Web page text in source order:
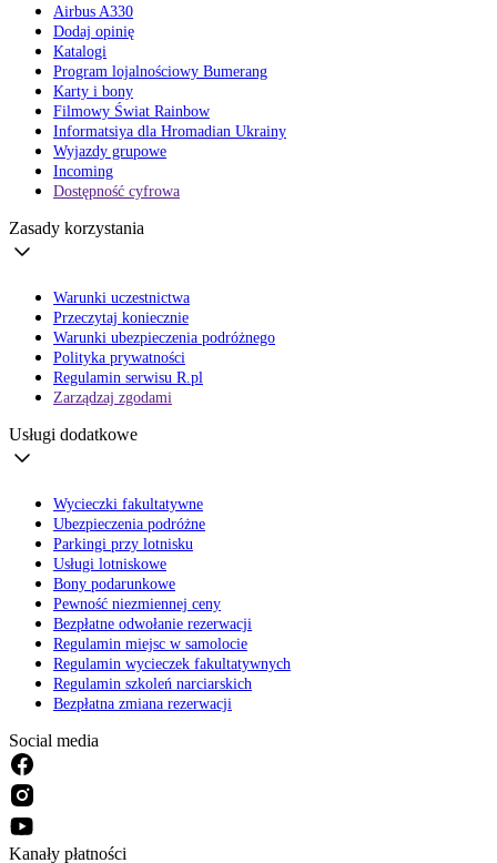
Airbus A330
Dodaj opinię
Katalogi
Program lojalnościowy Bumerang
Karty i bony
Filmowy Świat Rainbow
Informatsiya dla Hromadian Ukrainy
Wyjazdy grupowe
Incoming
Dostępność cyfrowa
Zasady korzystania
Warunki uczestnictwa
Przeczytaj koniecznie
Warunki ubezpieczenia podróżnego
Polityka prywatności
Regulamin serwisu R.pl
Zarządzaj zgodami
Usługi dodatkowe
Wycieczki fakultatywne
Ubezpieczenia podróżne
Parkingi przy lotnisku
Usługi lotniskowe
Bony podarunkowe
Pewność niezmiennej ceny
Bezpłatne odwołanie rezerwacji
Regulamin miejsc w samolocie
Regulamin wycieczek fakultatywnych
Regulamin szkoleń narciarskich
Bezpłatna zmiana rezerwacji
Social media
Kanały płatności